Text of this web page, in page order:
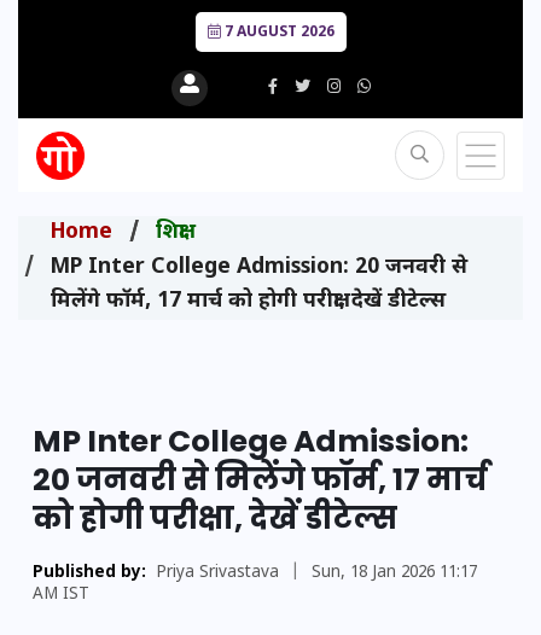
7 AUGUST 2026
Home
शिक्षा
MP Inter College Admission: 20 जनवरी से
मिलेंगे फॉर्म, 17 मार्च को होगी परीक्षा, देखें डीटेल्स
MP Inter College Admission:
20 जनवरी से मिलेंगे फॉर्म, 17 मार्च
को होगी परीक्षा, देखें डीटेल्स
Published by: Priya Srivastava
Sun, 18 Jan 2026 11:17
AM IST